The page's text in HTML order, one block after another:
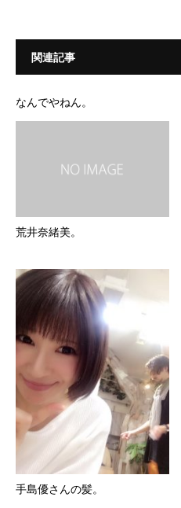
関連記事
なんでやねん。
荒井奈緒美。
手島優さんの髪。